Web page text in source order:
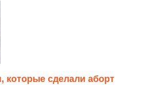
которые сделали аборт